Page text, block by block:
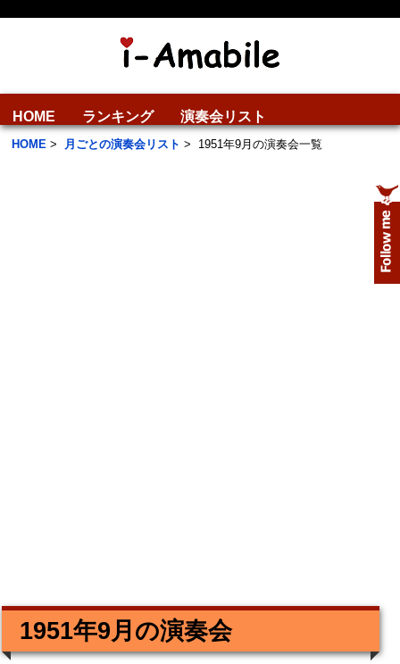
HOME ランキング 演奏会リスト
HOME > 月ごとの演奏会リスト > 1951年9月の演奏会一覧
1951年9月の演奏会